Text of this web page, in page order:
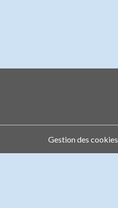
Gestion des cookies